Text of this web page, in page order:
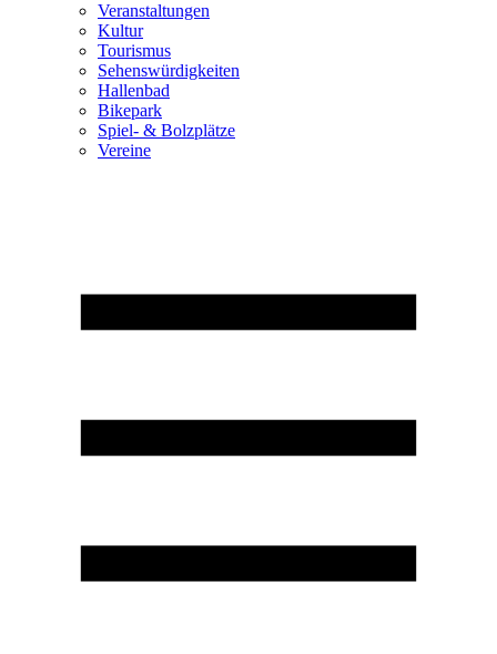
Veranstaltungen
Kultur
Tourismus
Sehenswürdigkeiten
Hallenbad
Bikepark
Spiel- & Bolzplätze
Vereine